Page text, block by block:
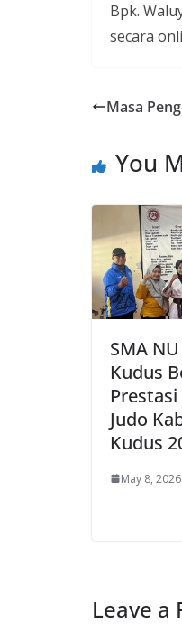
Bpk.
secara
Masa
You
SMA
Kudus
Judo
Kudus
May 8, 2026
Leave a